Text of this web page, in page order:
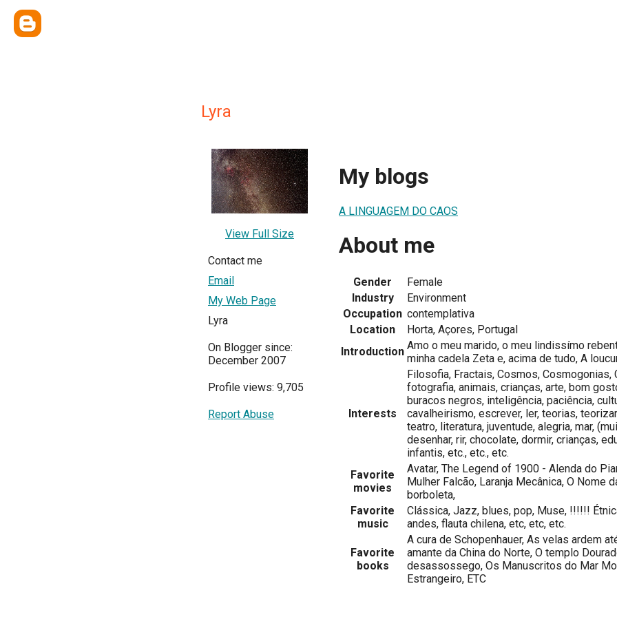
Lyra
View Full Size
Contact me
Email
My Web Page
Lyra
On Blogger since:
December 2007
Profile views: 9,705
Report Abuse
My blogs
A LINGUAGEM DO CAOS
About me
Gender
Female
Industry
Environment
Occupation contemplativa
Location
Horta, Açores, Portugal
Introduction Amo o meu marido, o meu lindissímo
minha cadela Zeta e, acima de tudo, A
Interests
Filosofia, Fractais, Cosmos, Cosmogonias,
fotografia, animais, crianças, arte, bom
buracos negros, inteligência, paciência,
cavalheirismo, escrever, ler, teorias,
teatro, literatura, juventude, alegria, mar,
desenhar, rir, chocolate, dormir, crianças,
infantis, etc., etc., etc.
Favorite
movies
Avatar, The Legend of 1900 - Alenda do
Mulher Falcão, Laranja Mecânica, O Nome
borboleta,
Favorite
music
Clássica, Jazz, blues, pop, Muse, !!!!!!
andes, flauta chilena, etc, etc, etc.
Favorite
books
A cura de Schopenhauer, As velas ardem
amante da China do Norte, O templo
desassossego, Os Manuscritos do Mar
Estrangeiro, ETC